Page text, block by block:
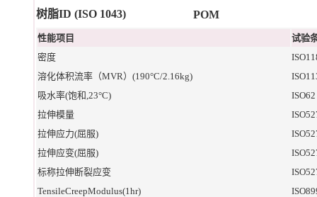
树脂ID (ISO 1043)
POM
性能项目
试验
密度
溶化体积流率（MVR）(190°C/2.16kg)
吸水率(饱和,23°C)
ISO62
拉伸模量
拉伸应力(屈服)
拉伸应变(屈服)
标称拉伸断裂应变
TensileCreepModulus(1hr)